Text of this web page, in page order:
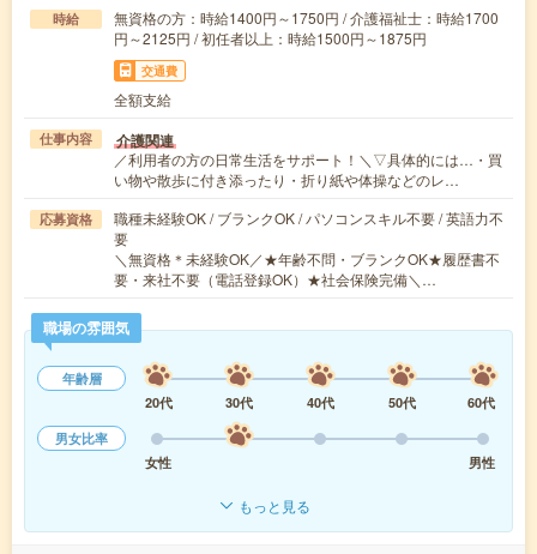
時給
無資格の方：時給1400円～1750円 / 介護福祉士：時給1700
円～2125円 / 初任者以上：時給1500円～1875円
交通費
全額支給
仕事内容 介護関連
／利用者の方の日常生活をサポート！＼▽具体的には…・買
い物や散歩に付き添ったり・折り紙や体操などのレ…
応募資格
職種未経験OK / ブランクOK / パソコンスキル不要 / 英語力不
要
＼無資格＊未経験OK／★年齢不問・ブランクOK★履歴書不
要・来社不要（電話登録OK）★社会保険完備＼…
職場の雰囲気
年齢層
20代
30代 40代 50代
60代
男女比率
女性
男性
もっと見る